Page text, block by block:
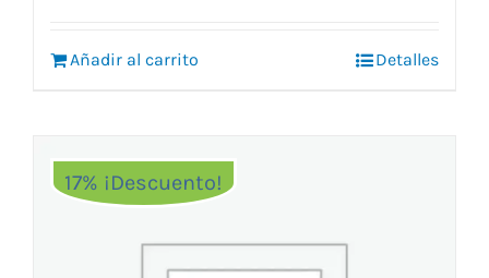
Añadir al carrito Detalles
17% ¡Descuento!